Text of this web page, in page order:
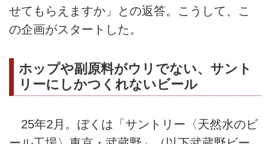
せてもらえますか」との返答。こうして、こ
の企画がスタートした。
ホップや副原料がウリでない、サント
リーにしかつくれないビール
25年2月。ぼくは「サントリー〈天然水のビ